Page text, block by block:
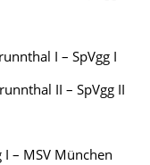
I – SpVgg I
II – SpVgg II
München